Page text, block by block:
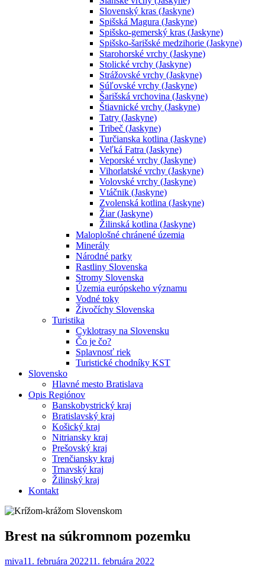
Slovenský kras (Jaskyne)
Spišská Magura (Jaskyne)
Spišsko-gemerský kras (Jaskyne)
Spišsko-šarišské medzihorie (Jaskyne)
Starohorské vrchy (Jaskyne)
Stolické vrchy (Jaskyne)
Strážovské vrchy (Jaskyne)
Súľovské vrchy (Jaskyne)
Šarišská vrchovina (Jaskyne)
Štiavnické vrchy (Jaskyne)
Tatry (Jaskyne)
Tribeč (Jaskyne)
Turčianska kotlina (Jaskyne)
Veľká Fatra (Jaskyne)
Veporské vrchy (Jaskyne)
Vihorlatské vrchy (Jaskyne)
Volovské vrchy (Jaskyne)
Vtáčnik (Jaskyne)
Zvolenská kotlina (Jaskyne)
Žiar (Jaskyne)
Žilinská kotlina (Jaskyne)
Maloplošné chránené územia
Minerály
Národné parky
Rastliny Slovenska
Stromy Slovenska
Územia európskeho významu
Vodné toky
Živočíchy Slovenska
Turistika
Cyklotrasy na Slovensku
Čo je čo?
Splavnosť riek
Turistické chodníky KST
Slovensko
Hlavné mesto Bratislava
Opis Regiónov
Banskobystrický kraj
Bratislavský kraj
Košický kraj
Nitriansky kraj
Prešovský kraj
Trenčiansky kraj
Trnavský kraj
Žilinský kraj
Kontakt
Brest na súkromnom pozemku
miva11. februára 202211. februára 2022